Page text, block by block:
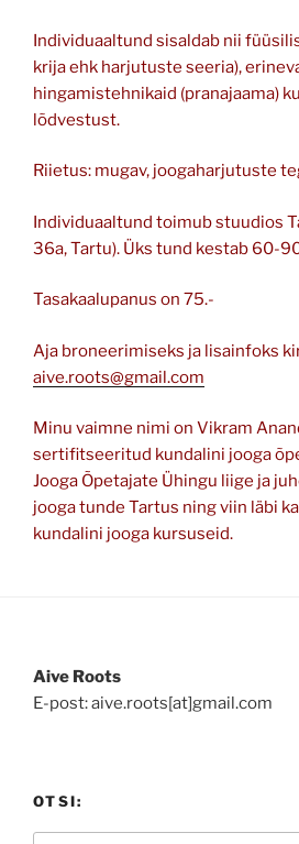
Individuaaltund sisaldab nii
krija ehk harjutuste seeria),
hingamistehnikaid (pranajaama)
lõdvestust.
Riietus: mugav, joogaharjutuste
Individuaaltund toimub stuudios
36a, Tartu). Üks tund kestab 60-
Tasakaalupanus on 75.-
Aja broneerimiseks ja lisainfoks
aive.roots@gmail.com
Minu vaimne nimi on Vikram
sertifitseeritud kundalini jooga
Jooga Õpetajate Ühingu liige ja
jooga tunde Tartus ning viin läbi
kundalini jooga kursuseid.
Aive Roots
E-post: aive.roots[at]gmail.com
OTSI: